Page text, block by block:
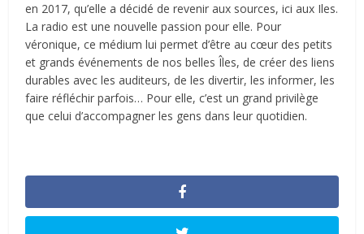
en 2017, qu’elle a décidé de revenir aux sources, ici aux Iles.
La radio est une nouvelle passion pour elle. Pour
véronique, ce médium lui permet d’être au cœur des petits
et grands événements de nos belles Îles, de créer des liens
durables avec les auditeurs, de les divertir, les informer, les
faire réfléchir parfois… Pour elle, c’est un grand privilège
que celui d’accompagner les gens dans leur quotidien.